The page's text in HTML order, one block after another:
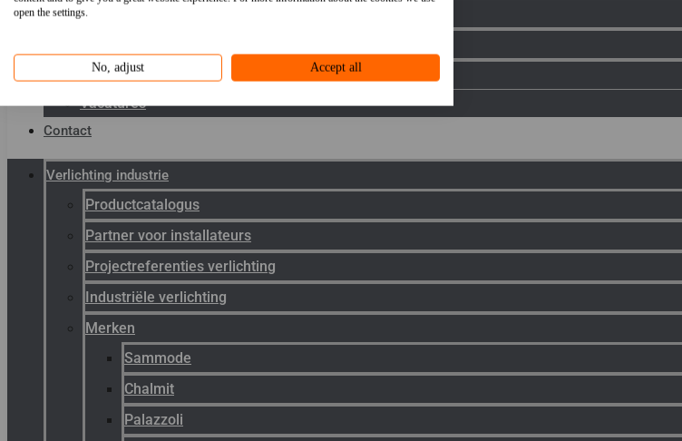
open the settings.
No, adjust Accept all
Toepassingen
Werken bij Gunneman
Vacatures
Contact
Verlichting industrie
Productcatalogus
Partner voor installateurs
Projectreferenties verlichting
Industriële verlichting
Merken
Sammode
Chalmit
Palazzoli